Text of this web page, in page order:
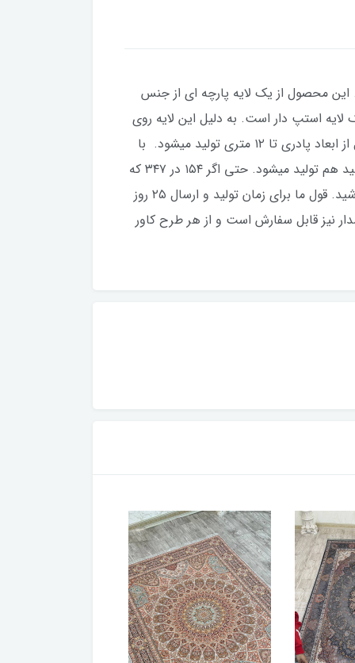
محصول از یک لایه پارچه ای از جنس
استپ دار است. به دلیل این لایه روی
سرامیک حرکت خاصی نخواهد داشت. این محصول را راحت می توان به مانند فرش به قالی شویی داد. این محصول از ابعاد پادری تا ۱۲ متری تولید میشود. با
توجه به سایزهای متنوع و تعداد طرح بسیار زیاد، این محصول با سفارش تولید میشود. هر سایزی که نیاز داشته باشید هم تولید میشود. حتی اگر ۱۵۴ در ۳۴۷ که
دقیق هم نیست تولید میشود. برای این سایزهایی که در منوی سایزها موجود نیست، از چت سایت با ما در تماس باشید. قول ما برای زمان تولید و ارسال ۲۵‌ روز
نیز قابل‌ سفارش است و از هر طرح کاور